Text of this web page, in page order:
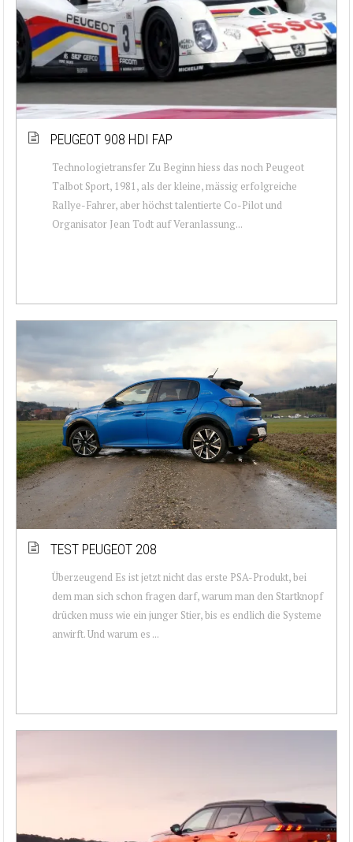
PEUGEOT 908 HDI FAP
Technologietransfer Zu Beginn hiess das noch Peugeot
Talbot Sport, 1981, als der kleine, mässig erfolgreiche
Rallye-Fahrer, aber höchst talentierte Co-Pilot und
Organisator Jean Todt auf Veranlassung...
TEST PEUGEOT 208
Überzeugend Es ist jetzt nicht das erste PSA-Produkt, bei
dem man sich schon fragen darf, warum man den Startknopf
drücken muss wie ein junger Stier, bis es endlich die Systeme
anwirft. Und warum es ...